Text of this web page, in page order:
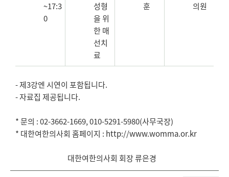
~17:3
0
성형
을 위
한 매
선치
료
훈
의원
- 제3강엔 시연이 포함됩니다.
- 자료집 제공됩니다.
* 문의 : 02-3662-1669, 010-5291-5980(사무국장)
* 대한여한의사회 홈페이지 : http://www.womma.or.kr
대한여한의사회 회장 류은경